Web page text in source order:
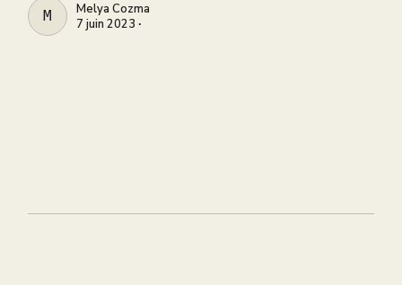
MELYA COZMA
Melya Cozma
7 juin 2023 ∙